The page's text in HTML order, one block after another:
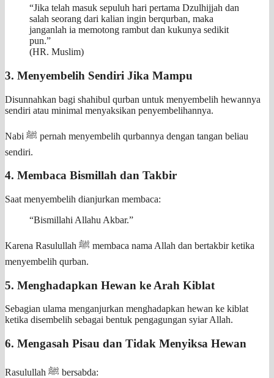
“Jika telah masuk sepuluh hari pertama Dzulhijjah dan
salah seorang dari kalian ingin berqurban, maka
janganlah ia memotong rambut dan kukunya sedikit
pun.”
(HR. Muslim)
3. Menyembelih Sendiri Jika Mampu
Disunnahkan bagi shahibul qurban untuk menyembelih hewannya
sendiri atau minimal menyaksikan penyembelihannya.
Nabi ﷺ pernah menyembelih qurbannya dengan tangan beliau
sendiri.
4. Membaca Bismillah dan Takbir
Saat menyembelih dianjurkan membaca:
“Bismillahi Allahu Akbar.”
Karena Rasulullah ﷺ membaca nama Allah dan bertakbir ketika
menyembelih qurban.
5. Menghadapkan Hewan ke Arah Kiblat
Sebagian ulama menganjurkan menghadapkan hewan ke kiblat
ketika disembelih sebagai bentuk pengagungan syiar Allah.
6. Mengasah Pisau dan Tidak Menyiksa Hewan
Rasulullah ﷺ bersabda: